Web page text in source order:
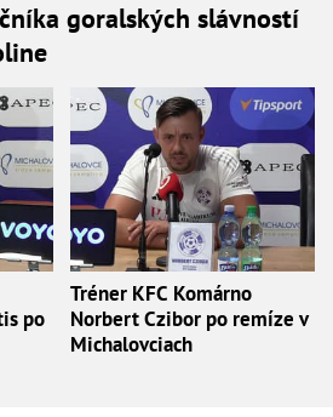
goralských slávností
po
Tréner KFC Komárno
Norbert Czibor po remíze v
Michalovciach